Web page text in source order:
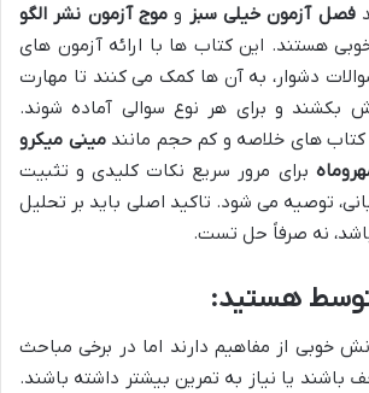
فصل آزمون خیلی سبز و موج آزمون نشر الگو
هستند. این کتاب ها با ارائه آزمون های
دشوار، به آن ها کمک می کنند تا مهارت
بکشند و برای هر نوع سوالی آماده شوند.
کتاب های خلاصه و کم حجم مانندمینی میکرو
برای مرور سریع نکات کلیدی و تثبیت
توصیه می شود. تاکید اصلی باید بر تحلیل
نه صرفاً حل تست.
هستید:
خوبی از مفاهیم دارند اما در برخی مباحث
یا نیاز به تمرین بیشتر داشته باشند.